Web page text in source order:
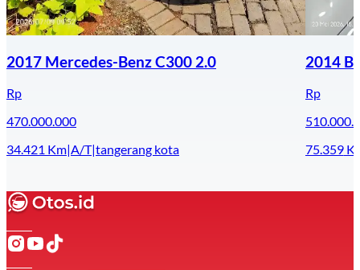
2017 Mercedes-Benz C300 2.0
Rp
470.000.000
34.421 Km|A/T|tangerang kota
2014
Rp
75.359